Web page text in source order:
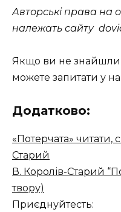
Авторські права на
належать сайту
Якщо ви не знайшли
можете запитати у
Додатково:
«Потерчата» читати,
Старий
В. Королів-Старий
твору)
Приєднуйтесть: